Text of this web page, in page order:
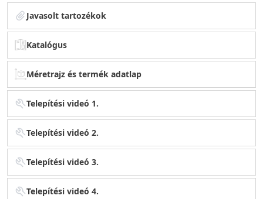
Javasolt tartozékok
Katalógus
Méretrajz és termék adatlap
Telepítési videó 1.
Telepítési videó 2.
Telepítési videó 3.
Telepítési videó 4.